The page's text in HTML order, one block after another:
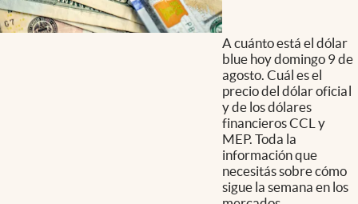
A cuánto está el dólar
blue hoy domingo 9 de
agosto. Cuál es el
precio del dólar oficial
y de los dólares
financieros CCL y
MEP. Toda la
información que
necesitás sobre cómo
sigue la semana en los